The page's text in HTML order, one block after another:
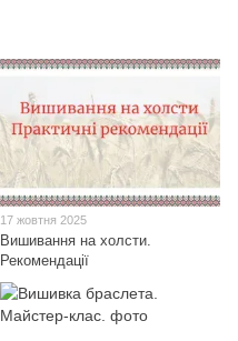
17 жовтня 2025
Вишивання на холсти.
Рекомендації